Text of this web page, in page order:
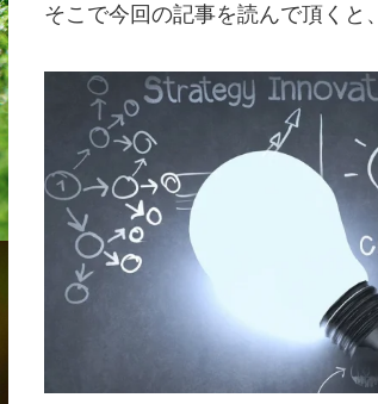
そこで今回の記事を読んで頂くと